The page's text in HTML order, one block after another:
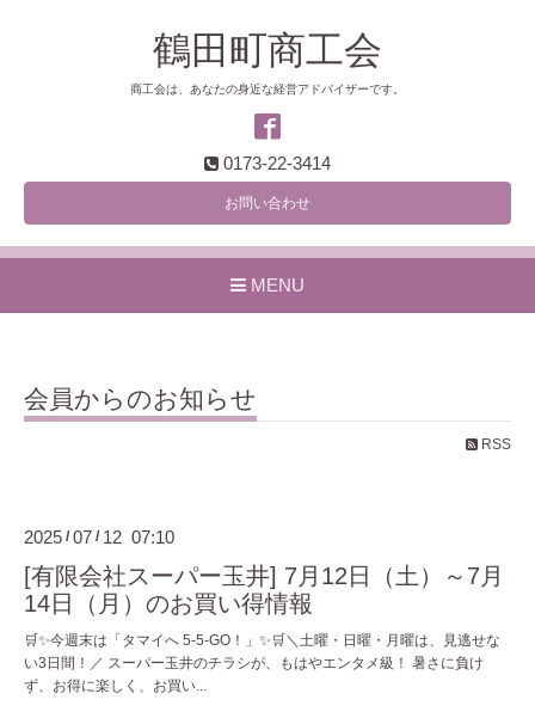
鶴田町商工会
商工会は、あなたの身近な経営アドバイザーです。
0173-22-3414
お問い合わせ
MENU
会員からのお知らせ
RSS
2025 /07 / 12 07:10
[有限会社スーパー玉井] 7月12日（土）～7月
14日（月）のお買い得情報
🛒✨今週末は「タマイへ 5-5-GO！」✨🛒＼土曜・日曜・月曜は、見逃せな
い3日間！／ スーパー玉井のチラシが、もはやエンタメ級！ 暑さに負け
ず、お得に楽しく、お買い...